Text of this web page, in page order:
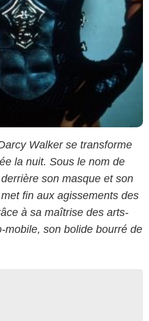
Walker se transforme
la nuit. Sous le nom de
son masque et son
fin aux agissements des
à sa maîtrise des arts-
mobile, son bolide bourré de